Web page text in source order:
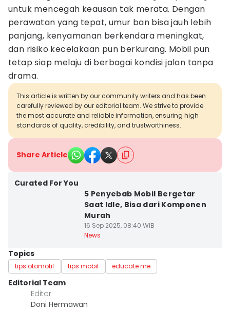
untuk mencegah keausan tak merata. Dengan
perawatan yang tepat, umur ban bisa jauh lebih
panjang, kenyamanan berkendara meningkat,
dan risiko kecelakaan pun berkurang. Mobil pun
tetap siap melaju di berbagai kondisi jalan tanpa
drama.
This article is written by our community writers and has been
carefully reviewed by our editorial team. We strive to provide
the most accurate and reliable information, ensuring high
standards of quality, credibility, and trustworthiness.
Share Article
Curated For You
5 Penyebab Mobil Bergetar
Saat Idle, Bisa dari Komponen
Murah
16 Sep 2025, 08:40 WIB
News
Topics
tips otomotif tips mobil educate me
Editorial Team
Editor
Doni Hermawan